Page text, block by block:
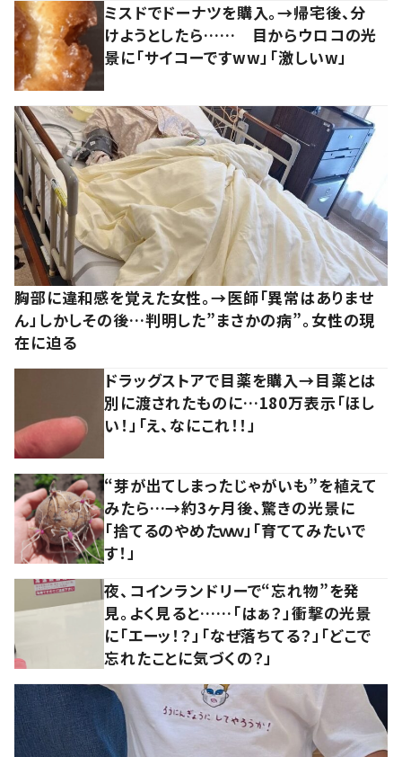
ミスドでドーナツを購入。→帰宅後、分
けようとしたら…… 目からウロコの光
景に「サイコーですww」「激しいw」
胸部に違和感を覚えた女性。→医師「異常はありませ
ん」しかしその後…判明した”まさかの病”。女性の現
在に迫る
ドラッグストアで目薬を購入→目薬とは
別に渡されたものに…180万表示「ほし
い！」「え、なにこれ！！」
“芽が出てしまったじゃがいも”を植えて
みたら…→約3ヶ月後、驚きの光景に
「捨てるのやめたｗｗ」「育ててみたいで
す！」
夜、コインランドリーで“忘れ物”を発
見。よく見ると……「はぁ？」衝撃の光景
に「エーッ！？」「なぜ落ちてる？」「どこで
忘れたことに気づくの？」